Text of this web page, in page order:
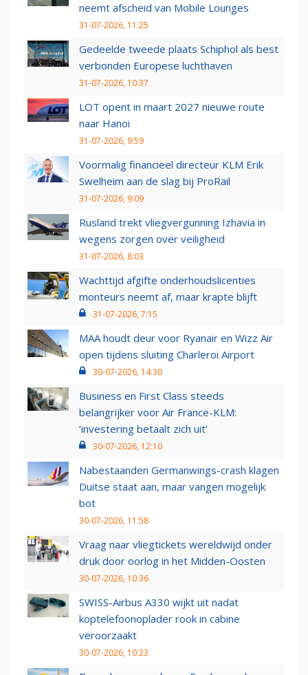
neemt afscheid van Mobile Lounges
31-07-2026, 11:25
Gedeelde tweede plaats Schiphol als best
verbonden Europese luchthaven
31-07-2026, 10:37
LOT opent in maart 2027 nieuwe route
naar Hanoi
31-07-2026, 9:59
Voormalig financieel directeur KLM Erik
Swelheim aan de slag bij ProRail
31-07-2026, 9:09
Rusland trekt vliegvergunning Izhavia in
wegens zorgen over veiligheid
31-07-2026, 8:03
Wachttijd afgifte onderhoudslicenties
monteurs neemt af, maar krapte blijft
31-07-2026, 7:15
MAA houdt deur voor Ryanair en Wizz Air
open tijdens sluiting Charleroi Airport
30-07-2026, 14:30
Business en First Class steeds
belangrijker voor Air France-KLM:
‘investering betaalt zich uit’
30-07-2026, 12:10
Nabestaanden Germanwings-crash klagen
Duitse staat aan, maar vangen mogelijk
bot
30-07-2026, 11:58
Vraag naar vliegtickets wereldwijd onder
druk door oorlog in het Midden-Oosten
30-07-2026, 10:36
SWISS-Airbus A330 wijkt uit nadat
koptelefoonoplader rook in cabine
veroorzaakt
30-07-2026, 10:23